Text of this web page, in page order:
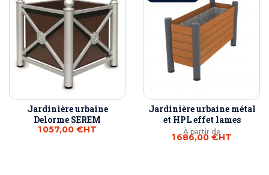
Jardinière urbaine
Delorme SEREM
1 057,00 €HT
Jardinière urbaine métal
et HPL effet lames
À partir de
1 686,00 €HT